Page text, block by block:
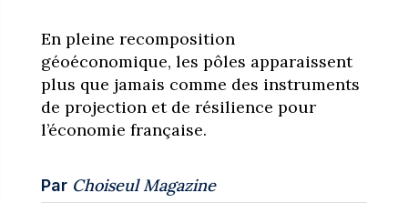
En pleine recomposition
géoéconomique, les pôles apparaissent
plus que jamais comme des instruments
de projection et de résilience pour
l’économie française.
Par Choiseul Magazine